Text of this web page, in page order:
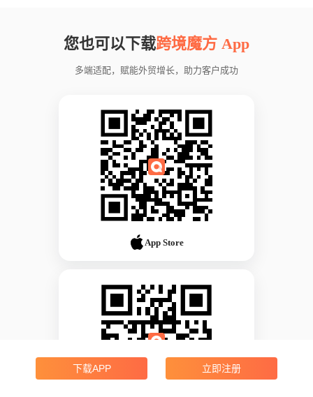
您也可以下载跨境魔方 App
多端适配，赋能外贸增长，助力客户成功
App Store
下载APP 立即注册